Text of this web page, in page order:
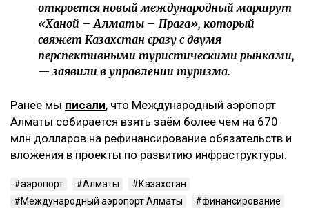
откроется новый международный маршрут
«Ханой – Алматы – Прага», который
свяжет Казахстан сразу с двумя
перспективными туристическими рынками,
— заявили в управлении туризма.
Ранее мы писали, что Международный аэропорт
Алматы собирается взять заём более чем на 670
млн долларов на рефинансирование обязательств и
вложения в проекты по развитию инфраструктуры.
аэропорт Алматы
Казахстан
Международный аэропорт Алматы
финансирование